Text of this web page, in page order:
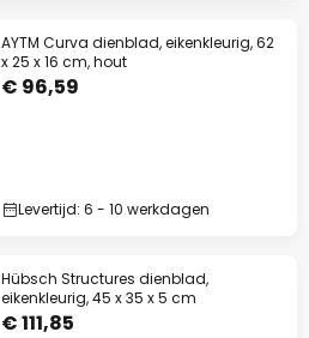
AYTM Curva dienblad, eikenkleurig, 62
x 25 x 16 cm, hout
€ 96,59
Levertijd: 6 - 10 werkdagen
Hübsch Structures dienblad,
eikenkleurig, 45 x 35 x 5 cm
€ 111,85